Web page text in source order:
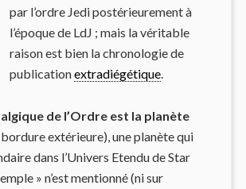
par l’ordre Jedi postérieurement à
l’époque de LdJ ; mais la véritable
raison est bien la chronologie de
publicationextradiégétique.
de l’Ordre est la planète
extérieure), une planète qui
dans l’Univers Etendu de Star
» n’est mentionné (ni sur